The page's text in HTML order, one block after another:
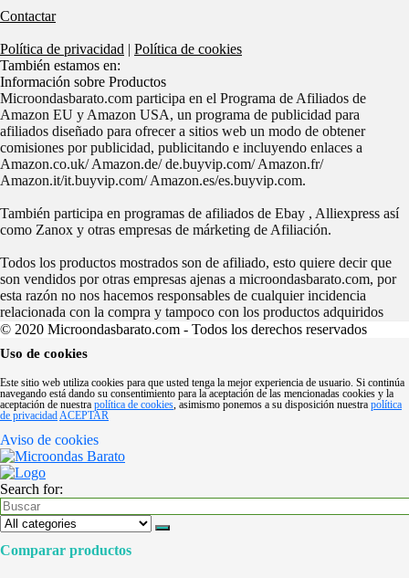
Contactar
Política de privacidad | Política de cookies
También estamos en:
Información sobre Productos
Microondasbarato.com participa en el Programa de Afiliados de
Amazon EU y Amazon USA, un programa de publicidad para
afiliados diseñado para ofrecer a sitios web un modo de obtener
comisiones por publicidad, publicitando e incluyendo enlaces a
Amazon.co.uk/ Amazon.de/ de.buyvip.com/ Amazon.fr/
Amazon.it/it.buyvip.com/ Amazon.es/es.buyvip.com.
También participa en programas de afiliados de Ebay , Alliexpress así
como Zanox y otras empresas de márketing de Afiliación.
Todos los productos mostrados son de afiliado, esto quiere decir que
son vendidos por otras empresas ajenas a microondasbarato.com, por
esta razón no nos hacemos responsables de cualquier incidencia
relacionada con la compra y tampoco con los productos adquiridos
© 2020 Microondasbarato.com - Todos los derechos reservados
Uso de cookies
Este sitio web utiliza cookies para que usted tenga la mejor experiencia de usuario. Si continúa
navegando está dando su consentimiento para la aceptación de las mencionadas cookies y la
aceptación de nuestra política de cookies, asimismo ponemos a su disposición nuestra política
de privacidadACEPTAR
Aviso de cookies
Search for:
Comparar productos